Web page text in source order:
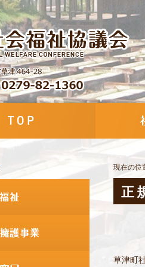
現在の位
正
草津町